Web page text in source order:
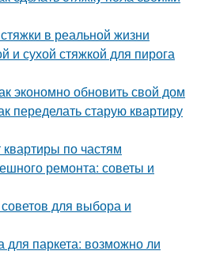
в реальной жизни
и сухой стяжкой для пирога
экономно обновить свой дом
переделать старую квартиру
по частям
ремонта: советы и
для выбора и
паркета: возможно ли